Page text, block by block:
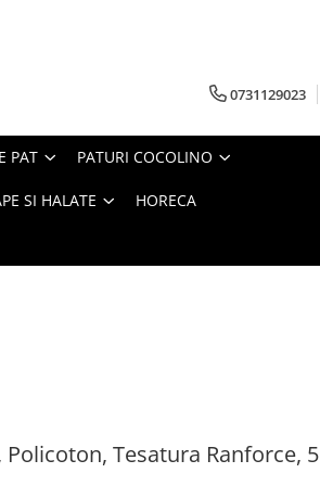
0731129023
PAT PATURI COCOLINO
SI HALATE HORECA
Tesatura Ranforce, 5